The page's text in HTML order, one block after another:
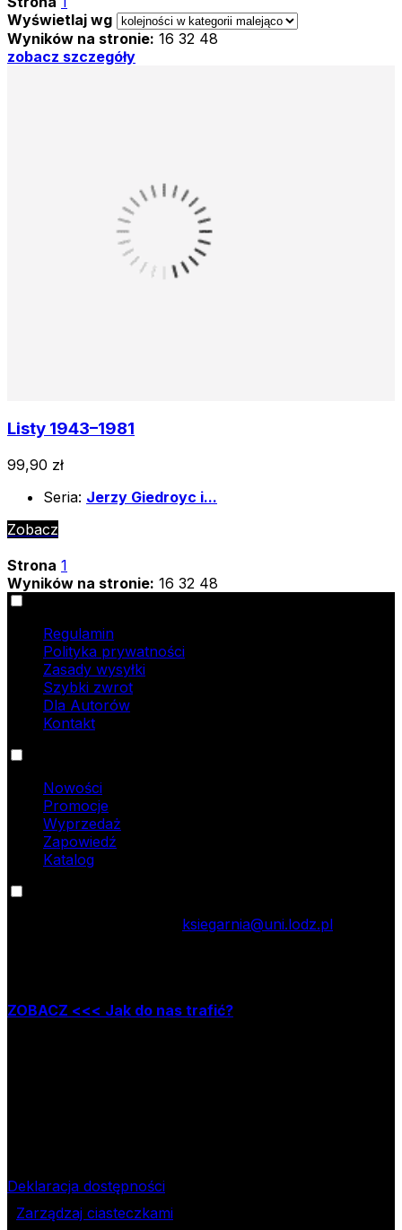
Wyświetlaj wg
Wyników na stronie: 16 32 48
zobacz szczegóły
Listy 1943–1981
99,90 zł
Seria: Jerzy Giedroyc i...
Zobacz
Strona 1
Wyników na stronie: 16 32 48
Regulamin
Polityka prywatności
Zasady wysyłki
Szybki zwrot
Dla Autorów
Kontakt
Nowości
Promocje
Wyprzedaż
Zapowiedź
Katalog
ksiegarnia@uni.lodz.pl
ZOBACZ <<< Jak do nas trafić?
Deklaracja dostępności
Zarządzaj ciasteczkami